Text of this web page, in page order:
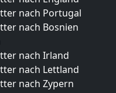
nach Portugal
nach Bosnien
nach Irland
nach Lettland
nach Zypern